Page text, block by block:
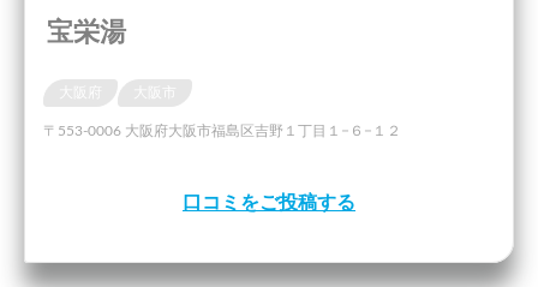
宝栄湯
〒553-0006 大阪府大阪市福島区吉野１丁目１−６−１２
口コミをご投稿する